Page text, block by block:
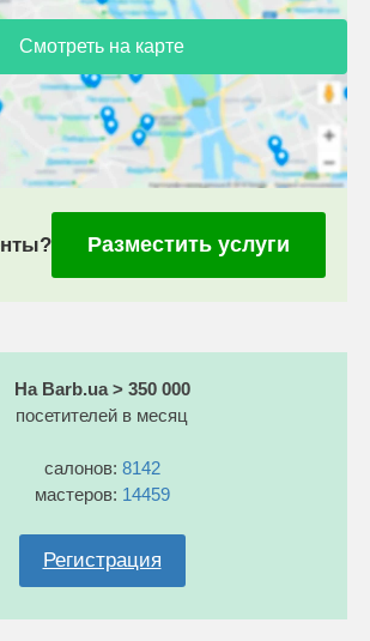
Смотреть на карте
Разместить услуги
На Barb.ua > 350 000
посетителей в месяц
салонов: 8142
мастеров: 14459
Регистрация